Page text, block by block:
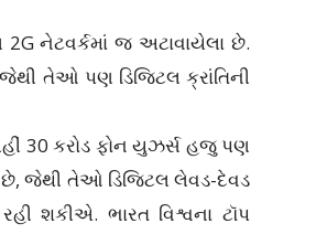
નેટવર્કમાં જ અટાવાયેલા છે.
જેથી તેઓ પણ ડિજિટલ ક્રાંતિની
30 કરોડ ફોન યુઝર્સ હજુ પણ
છે, જેથી તેઓ ડિજિટલ લેવડ-દેવડ
શકીએ. ભારત વિશ્વના ટૉપ